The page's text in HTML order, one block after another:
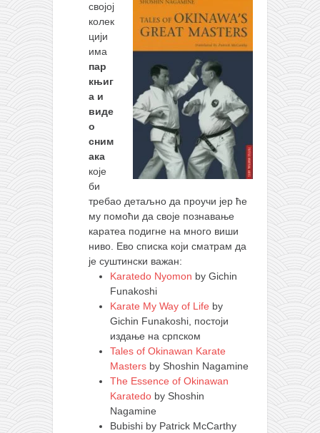
својој
колек
цији
има
пар
књиг
а и
виде
о
сним
ака
које
би
требао детаљно да проучи јер ће
му помоћи да своје познавање
каратеа подигне на много виши
ниво. Ево списка који сматрам да
је суштински важан:
Karatedo Nyomon by Gichin
Funakoshi
Karate My Way of Life by
Gichin Funakoshi, постоји
издање на српском
Tales of Okinawan Karate
Masters by Shoshin Nagamine
The Essence of Okinawan
Karatedo by Shoshin
Nagamine
Bubishi by Patrick McCarthy